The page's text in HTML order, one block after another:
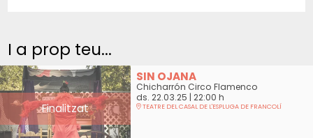
I a prop teu...
Finalitzat
SIN OJANA
Chicharrón Circo Flamenco
ds. 22.03.25 | 22:00 h
TEATRE DEL CASAL DE L'ESPLUGA DE FRANCOLÍ